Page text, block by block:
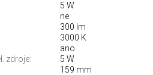
5 W
ne
300 lm
3000 K
ano
zdroje:
5 W
159 mm